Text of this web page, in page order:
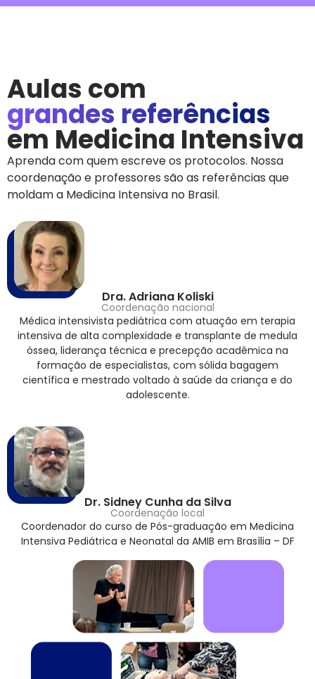
Aulas com
grandes referências
em Medicina Intensiva
Aprenda com quem escreve os protocolos. Nossa
coordenação e professores são as referências que
moldam a Medicina Intensiva no Brasil.
Dra. Adriana Koliski
Coordenação nacional
Médica intensivista pediátrica com atuação em terapia
intensiva de alta complexidade e transplante de medula
óssea, liderança técnica e precepção acadêmica na
formação de especialistas, com sólida bagagem
científica e mestrado voltado à saúde da criança e do
adolescente.
Dr. Sidney Cunha da Silva
Coordenação local
Coordenador do curso de Pós-graduação em Medicina
Intensiva Pediátrica e Neonatal da AMIB em Brasília – DF